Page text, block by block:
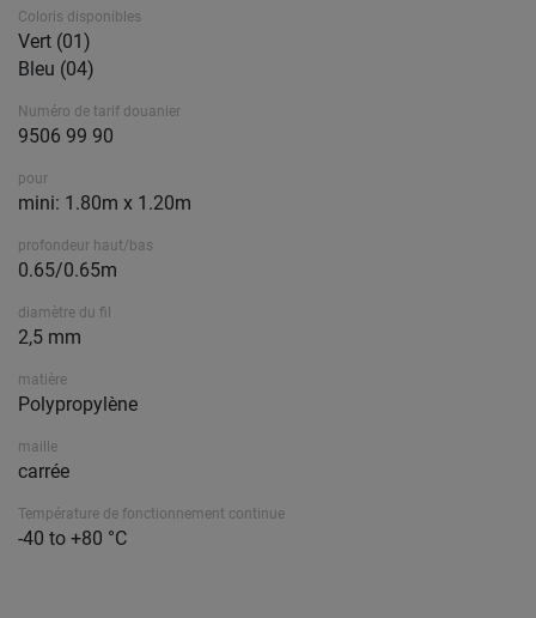
Coloris disponibles
Vert (01)
Bleu (04)
Numéro de tarif douanier
9506 99 90
pour
mini: 1.80m x 1.20m
profondeur haut/bas
0.65/0.65m
diamètre du fil
2,5 mm
matière
Polypropylène
maille
carrée
Température de fonctionnement continue
-40 to +80 °C